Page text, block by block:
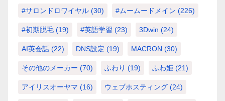
#サロンドロワイヤル (30) #ムームードメイン (226)
#初期脱毛 (19) #英語学習 (23) 3Dwin (24)
AI英会話 (22) DNS設定 (19) MACRON (30)
その他のメーカー (70) ふわり (19) ふわ姫 (21)
アイリスオーヤマ (16) ウェブホスティング (24)